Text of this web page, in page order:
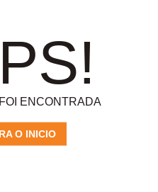
ENCONTRADA
O INICIO